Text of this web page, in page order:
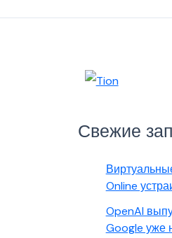
Свежие
Online
OpenAI
Google уже